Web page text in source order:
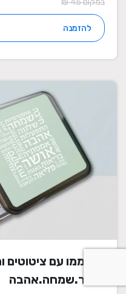
להזמנה
דפי ממו עם
אושר.שמחה.אהבה